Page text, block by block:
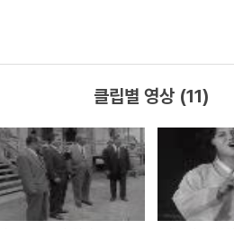
클립별 영상 (11)